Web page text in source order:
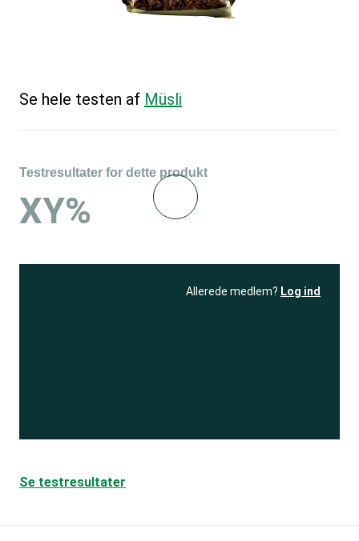
Se hele testen af Müsli
Testresultater for dette produkt
XY%
Allerede medlem? Log ind
Se testresultater